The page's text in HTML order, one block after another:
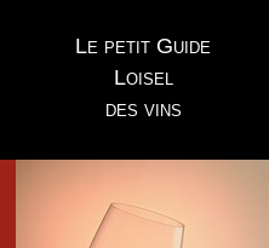
Le petit Guide
Loisel
des vins